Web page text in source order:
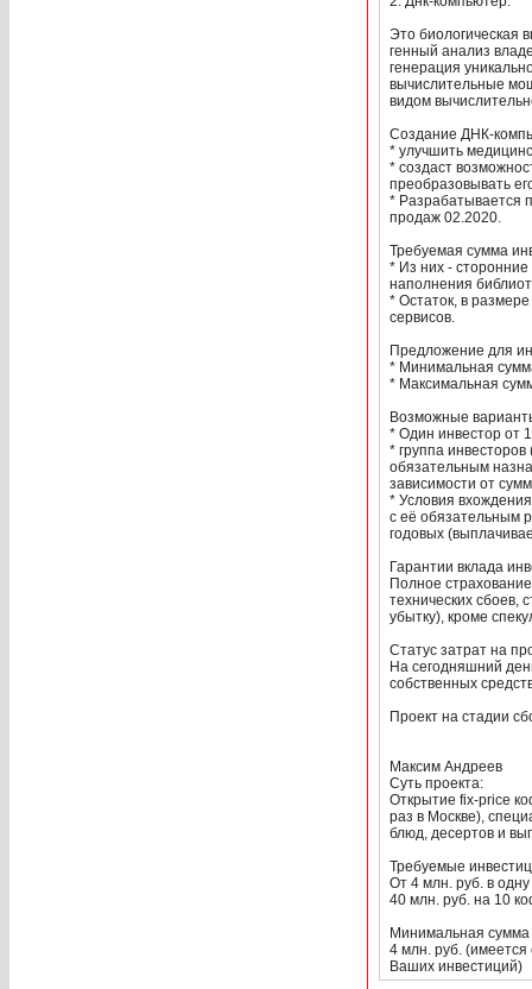
Это
генный анализ
генерация
вычислительные
видом
Создание ДНК-
* улучшить
* создаст
преобразовывать
* Разрабатывается
продаж 02.2020.
Требуемая сумма
* Из них - сторонние
наполнения
* Остаток, в
сервисов.
Предложение для
* Минимальная
* Максимальная
Возможные
* Один инвестор от
* группа
обязательным
зависимости от
* Условия
с её обязательным
годовых
Гарантии вклада
Полное
технических сбоев,
убытку), кроме
Статус затрат на
На сегодняшний
собственных
Проект на стадии
Максим Андреев
Суть проекта:
Открытие fix-price
раз в Москве),
блюд, десертов и
Требуемые
От 4 млн. руб. в
40 млн. руб. на 10
Минимальная сумма
4 млн. руб.
Ваших инвестиций)